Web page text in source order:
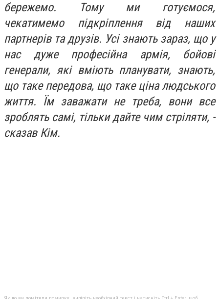
бережемо. Тому ми готуємося,
чекатимемо підкріплення від наших
партнерів та друзів. Усі знають зараз, що у
нас дуже професійна армія, бойові
генерали, які вміють планувати, знають,
що таке передова, що таке ціна людського
життя. Їм заважати не треба, вони все
зроблять самі, тільки дайте чим стріляти, -
сказав Кім.